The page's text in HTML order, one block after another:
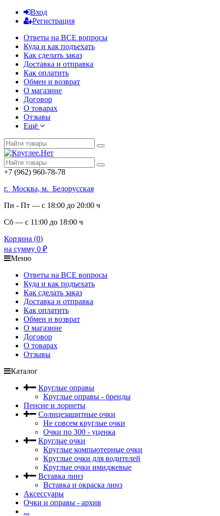
Вход
Регистрация
Ответы на ВСЕ вопросы
Куда и как подъехать
Как сделать заказ
Доставка и отправка
Как оплатить
Обмен и возврат
О магазине
Договор
О товарах
Отзывы
Ещё
+7 (962) 960-78-78
г. Москва, м. Белорусская
Пн - Пт — с 18:00 до 20:00 ч
Сб — с 11:00 до 18:00 ч
Корзина (0)
на сумму 0 ₽
Меню
Ответы на ВСЕ вопросы
Куда и как подъехать
Как сделать заказ
Доставка и отправка
Как оплатить
Обмен и возврат
О магазине
Договор
О товарах
Отзывы
Каталог
Круглые оправы
Круглые оправы - бренды
Пенсне и лорнеты
Солнцезащитные очки
Не совсем круглые очки
Очки по 300 - уценка
Круглые очки
Круглые компьютерные очки
Круглые очки для водителей
Круглые очки имиджевые
Вставка линз
Вставка и окраска линз
Аксессуары
Очки и оправы - архив
...